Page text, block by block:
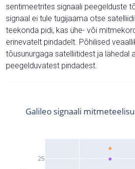
sentimeetrites signaali peegelduste
signaal ei tule tugijaama otse
teekonda pidi, kas ühe- või
erinevatelt pindadelt. Põhilised
tõusunurgaga satelliitidest ja lähedal
peegelduvatest pindadest.
25
Galileo signaali